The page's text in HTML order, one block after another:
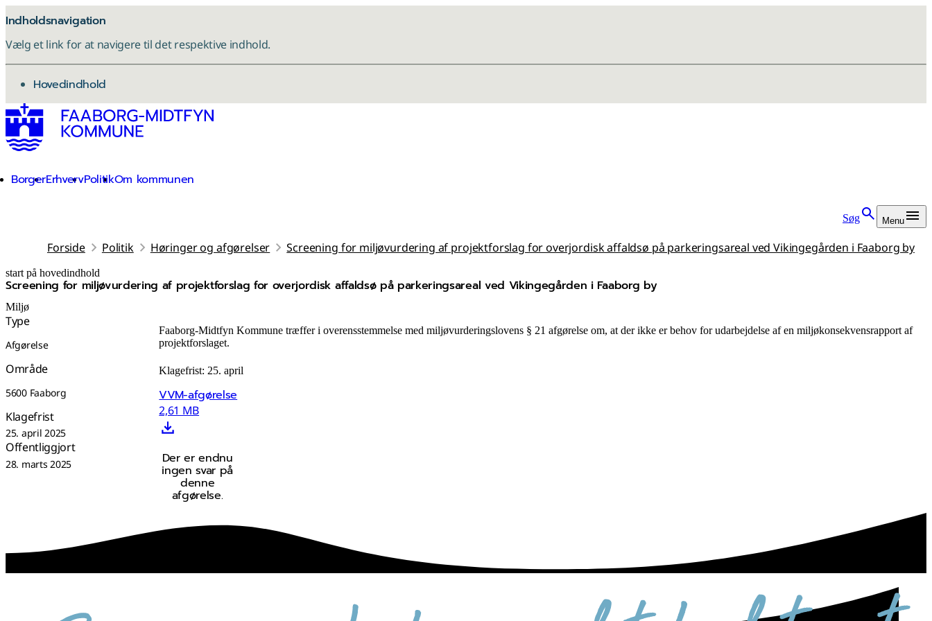
Indholdsnavigation
Vælg et link for at navigere til det respektive indhold.
gå til
Hovedindhold
BorgerErhvervPolitikOm kommunen
Søg Menu
Forside Politik Høringer og afgørelser Screening for miljøvurdering af projektforslag for overjordisk affaldsø på parkeringsareal ved Vikingegården i Faaborg by
start på hovedindhold
Screening for miljøvurdering af projektforslag for overjordisk affaldsø på parkeringsareal ved Vikingegården i Faaborg by
senest opdateret 8. december 2025
Miljø
Type
Afgørelse
Område
5600 Faaborg
Klagefrist
25. april 2025
Offentliggjort
28. marts 2025
Faaborg-Midtfyn Kommune træffer i overensstemmelse med miljøvurderingslovens § 21 afgørelse om, at der ikke er behov for udarbejdelse af en miljøkonsekvensrapport af
projektforslaget.
Klagefrist: 25. april
VVM-afgørelse
2,61 MB
Der er endnu
ingen svar på
denne
afgørelse.